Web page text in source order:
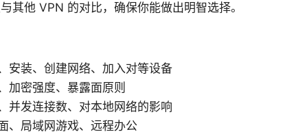
其他 VPN 的对比，确保你能做出明智选择。
安装、创建网络、加入对等设备
加密强度、暴露面原则
并发连接数、对本地网络的影响
、局域网游戏、远程办公